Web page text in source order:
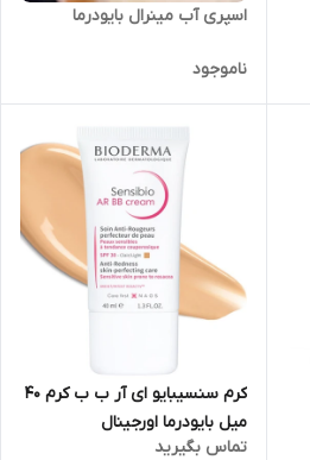
اسپری آب مینرال بایودرما
ناموجود
کرم سنسیبایو ای آر ب ب کرم ۴۰
میل بایودرما اورجینال
تماس بگیرید